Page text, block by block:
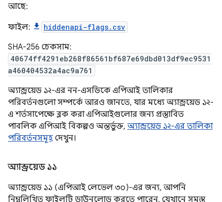
আছে:
ফাইল: hiddenapi-flags.csv
SHA-256 চেকসাম:
40674ff4291eb268f86561bf687e69dbd013df9ec9531
a460404532a4ac9a761
অ্যান্ড্রয়েড ১২-এর নন-এসডিকে এপিআই তালিকার
পরিবর্তনগুলো সম্পর্কে আরও জানতে, যার মধ্যে অ্যান্ড্রয়েড ১২-
এ শর্তসাপেক্ষে ব্লক করা এপিআইগুলোর জন্য প্রস্তাবিত
পাবলিক এপিআই বিকল্পও অন্তর্ভুক্ত, অ্যান্ড্রয়েড ১২-এর তালিকা
পরিবর্তনসমূহ দেখুন।
অ্যান্ড্রয়েড ১১
অ্যান্ড্রয়েড ১১ (এপিআই লেভেল ৩০)-এর জন্য, আপনি
নিম্নলিখিত ফাইলটি ডাউনলোড করতে পারেন, যেখানে সমস্ত